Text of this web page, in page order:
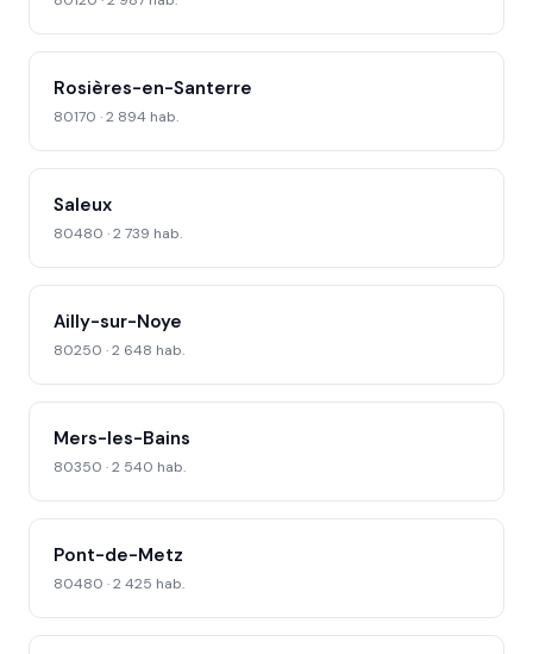
Rosières-en-Santerre
80170 · 2 894 hab.
Saleux
80480 · 2 739 hab.
Ailly-sur-Noye
80250 · 2 648 hab.
Mers-les-Bains
80350 · 2 540 hab.
Pont-de-Metz
80480 · 2 425 hab.